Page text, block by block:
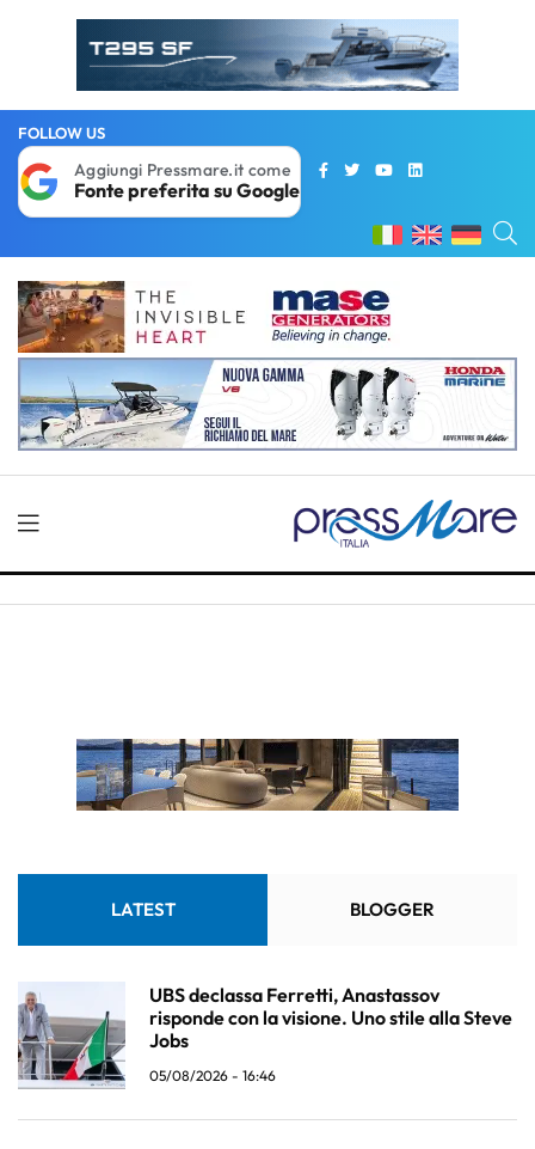
FOLLOW US
Aggiungi Pressmare.it come
Fonte preferita su Google
LATEST BLOGGER
UBS declassa Ferretti, Anastassov
risponde con la visione. Uno stile alla Steve
Jobs
05/08/2026 - 16:46